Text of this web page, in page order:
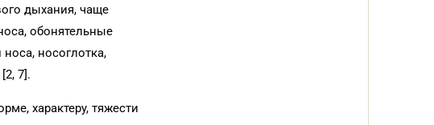
дыхания, чаще
обонятельные
носоглотка,
7].
характеру, тяжести